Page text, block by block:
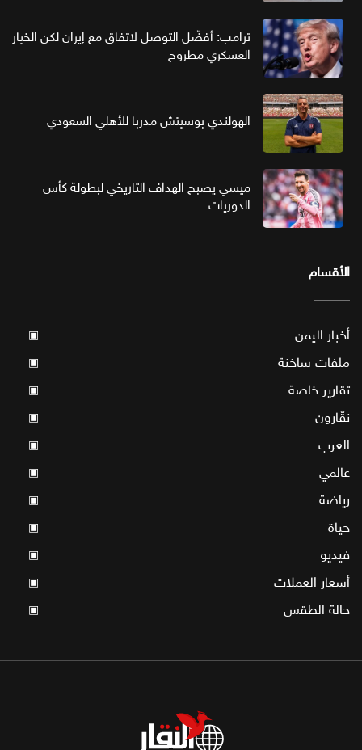
ترامب: أفضّل التوصل لاتفاق مع إيران لكن الخيار
العسكري مطروح
الهولندي بوسيتش مدربا للأهلي السعودي
ميسي يصبح الهداف التاريخي لبطولة كأس
الدوريات
الأقسام
أخبار اليمن ▣
ملفات ساخنة ▣
تقارير خاصة ▣
نقّارون ▣
العرب ▣
عالمي ▣
رياضة ▣
حياة ▣
فيديو ▣
أسعار العملات ▣
حالة الطقس ▣